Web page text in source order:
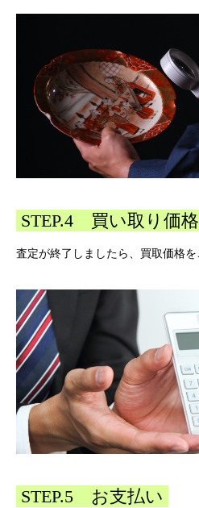
STEP.4 買い取り価
査定が終了しましたら、買取価格を
STEP.5 お支払い